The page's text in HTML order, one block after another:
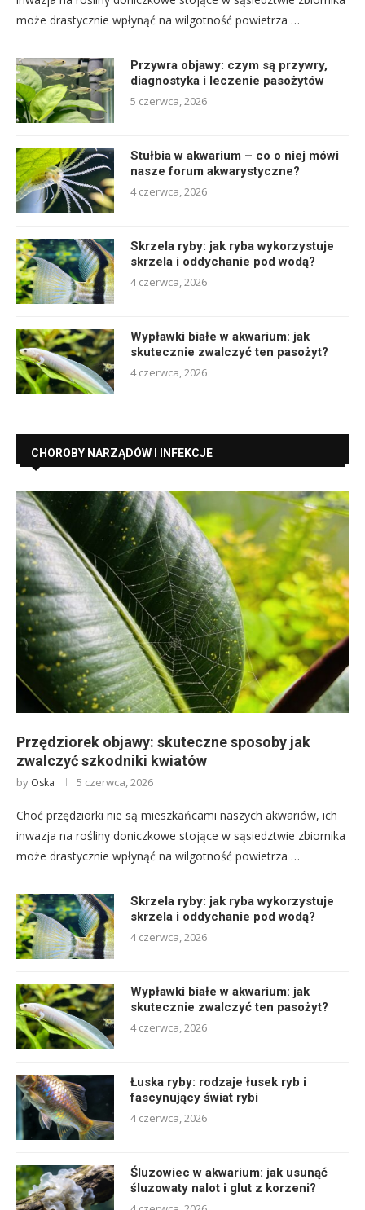
może drastycznie wpłynąć na wilgotność powietrza …
Przywra objawy: czym są przywry,
diagnostyka i leczenie pasożytów
5 czerwca, 2026
Stułbia w akwarium – co o niej mówi
nasze forum akwarystyczne?
4 czerwca, 2026
Skrzela ryby: jak ryba wykorzystuje
skrzela i oddychanie pod wodą?
4 czerwca, 2026
Wypławki białe w akwarium: jak
skutecznie zwalczyć ten pasożyt?
4 czerwca, 2026
CHOROBY NARZĄDÓW I INFEKCJE
Przędziorek objawy: skuteczne sposoby jak
zwalczyć szkodniki kwiatów
by Oska 5 czerwca, 2026
Choć przędziorki nie są mieszkańcami naszych akwariów, ich
inwazja na rośliny doniczkowe stojące w sąsiedztwie zbiornika
może drastycznie wpłynąć na wilgotność powietrza …
Skrzela ryby: jak ryba wykorzystuje
skrzela i oddychanie pod wodą?
4 czerwca, 2026
Wypławki białe w akwarium: jak
skutecznie zwalczyć ten pasożyt?
4 czerwca, 2026
Łuska ryby: rodzaje łusek ryb i
fascynujący świat rybi
4 czerwca, 2026
Śluzowiec w akwarium: jak usunąć
śluzowaty nalot i glut z korzeni?